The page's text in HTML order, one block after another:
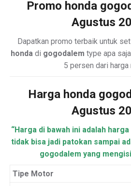
Promo honda
Agustus
Dapatkan promo terbaik untuk
honda di gogodalem type apa
5 persen dari harga
Harga honda
Agustus
“Harga di bawah ini adalah
tidak bisa jadi patokan sampai
gogodalem yang
Tipe Motor